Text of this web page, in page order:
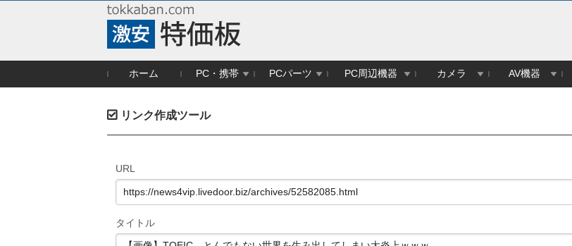
ホーム PC・携帯 PCパーツ PC周辺機器 カメラ AV機器
リンク作成ツール
URL
タイトル